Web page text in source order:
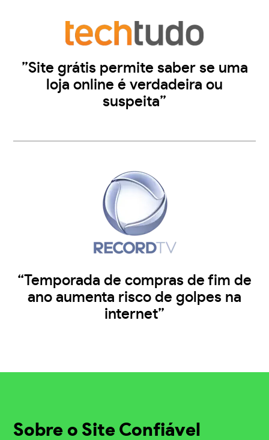
”Site grátis permite saber se uma
loja online é verdadeira ou
suspeita”
“Temporada de compras de fim de
ano aumenta risco de golpes na
internet”
Sobre o Site Confiável